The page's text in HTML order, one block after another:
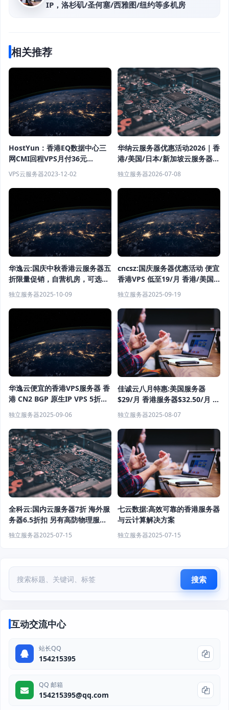
IP，洛杉矶/圣何塞/西雅图/纽约等多机房
相关推荐
HostYun：香港EQ数据中心三
网CMI回程VPS月付36元
起,2~10Gbps带宽
VPS云服务器2023-12-02
华纳云服务器优惠活动2026｜香
港/美国/日本/新加坡云服务器低
价租用，CN2优化线路低延迟
独立服务器2026-07-08
华逸云:国庆中秋香港云服务器五
折限量促销，自营机房，可选
CN2GIA/BGP/高防等线路，月
付12元起
独立服务器2025-10-09
cncsz:国庆服务器优惠活动 便宜
香港VPS 低至19/月 香港/美国
站群服务器首月半价 物理机
399/月起
独立服务器2025-09-19
华逸云便宜的香港VPS服务器 香
港 CN2 BGP 原生IP VPS 5折续
费同价 便宜稳定的香港服务器商
独立服务器2025-09-06
佳诚云八月特惠:美国服务器
$29/月 香港服务器$32.50/月 独
服/VPS云服务器低至6折！
独立服务器2025-08-07
全科云:国内云服务器7折 海外服
务器6.5折扣 另有高防物理服务
器 香港服务器
独立服务器2025-07-15
七云数据:高效可靠的香港服务器
与云计算解决方案
独立服务器2025-07-15
搜索
互动交流中心
站长QQ
154215395
QQ 邮箱
154215395@qq.com